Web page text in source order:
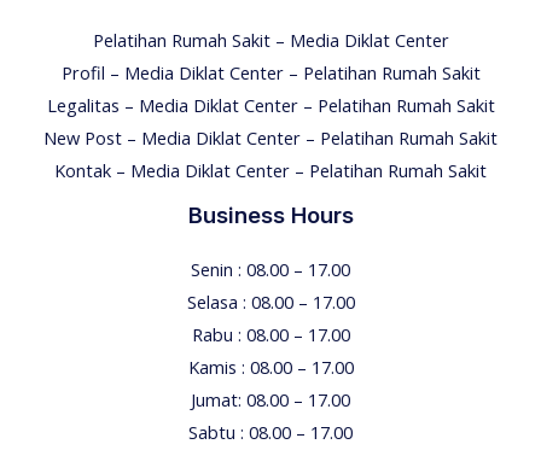
Pelatihan Rumah Sakit – Media Diklat Center
Profil – Media Diklat Center – Pelatihan Rumah Sakit
Legalitas – Media Diklat Center – Pelatihan Rumah Sakit
New Post – Media Diklat Center – Pelatihan Rumah Sakit
Kontak – Media Diklat Center – Pelatihan Rumah Sakit
Business Hours
Senin : 08.00 – 17.00
Selasa : 08.00 – 17.00
Rabu : 08.00 – 17.00
Kamis : 08.00 – 17.00
Jumat: 08.00 – 17.00
Sabtu : 08.00 – 17.00